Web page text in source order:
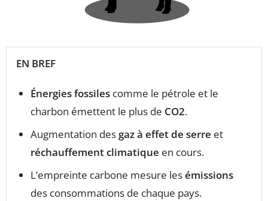
EN BREF
Énergies fossiles comme le pétrole et le
charbon émettent le plus de CO2.
Augmentation des gaz à effet de serre et
réchauffement climatique en cours.
L’empreinte carbone mesure lesémissions
des consommations de chaque pays.